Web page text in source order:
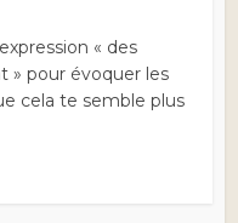
« des
» pour évoquer les
cela te semble plus